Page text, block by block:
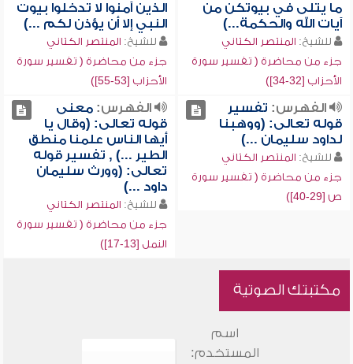
ما يتلى في بيوتكن من
آيات الله والحكمة...)
للشيخ: المنتصر الكتاني
جزء من محاضرة ( تفسير سورة
الأحزاب [32-34])
الذين آمنوا لا تدخلوا بيوت
النبي إلا أن يؤذن لكم ...)
للشيخ: المنتصر الكتاني
جزء من محاضرة ( تفسير سورة
الأحزاب [53-55])
الفهرس: تفسير
قوله تعالى: (ووهبنا
لداود سليمان ...)
للشيخ: المنتصر الكتاني
جزء من محاضرة ( تفسير سورة
ص [29-40])
الفهرس:معنى
قوله تعالى: (وقال يا
أيها الناس علمنا منطق
الطير ...) , تفسير قوله
تعالى: (وورث سليمان
داود ...)
للشيخ: المنتصر الكتاني
جزء من محاضرة ( تفسير سورة
النمل [13-17])
مكتبتك الصوتية
اسم
المستخدم: